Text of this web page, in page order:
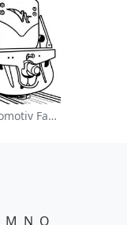
Farverig Tog Lokomotiv Farvelægningsside
M N O